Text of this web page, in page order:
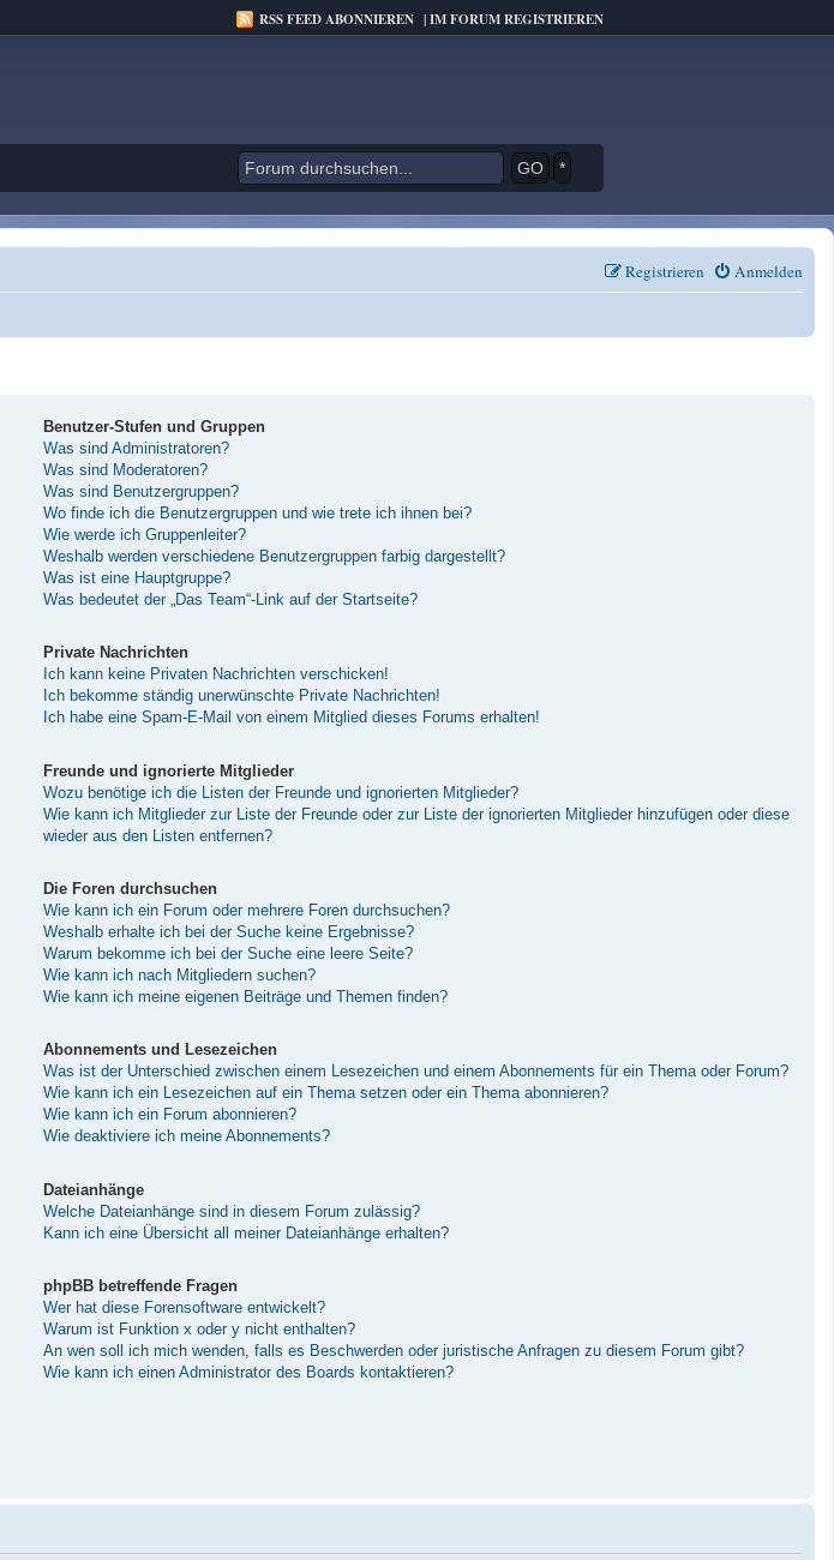
RSS FEED ABONNIEREN |IM FORUM REGISTRIEREN
*
Anmelden
Registrieren
Benutzer-Stufen und Gruppen
Was sind Administratoren?
Was sind Moderatoren?
Was sind Benutzergruppen?
Wo finde ich die Benutzergruppen und wie trete ich ihnen bei?
Wie werde ich Gruppenleiter?
Weshalb werden verschiedene Benutzergruppen farbig dargestellt?
Was ist eine Hauptgruppe?
Was bedeutet der „Das Team“-Link auf der Startseite?
Private Nachrichten
Ich kann keine Privaten Nachrichten verschicken!
Ich bekomme ständig unerwünschte Private Nachrichten!
Ich habe eine Spam-E-Mail von einem Mitglied dieses Forums erhalten!
Freunde und ignorierte Mitglieder
Wozu benötige ich die Listen der Freunde und ignorierten Mitglieder?
Wie kann ich Mitglieder zur Liste der Freunde oder zur Liste der ignorierten Mitglieder hinzufügen oder diese
wieder aus den Listen entfernen?
Die Foren durchsuchen
Wie kann ich ein Forum oder mehrere Foren durchsuchen?
Weshalb erhalte ich bei der Suche keine Ergebnisse?
Warum bekomme ich bei der Suche eine leere Seite?
Wie kann ich nach Mitgliedern suchen?
Wie kann ich meine eigenen Beiträge und Themen finden?
Abonnements und Lesezeichen
Was ist der Unterschied zwischen einem Lesezeichen und einem Abonnements für ein Thema oder Forum?
Wie kann ich ein Lesezeichen auf ein Thema setzen oder ein Thema abonnieren?
Wie kann ich ein Forum abonnieren?
Wie deaktiviere ich meine Abonnements?
Dateianhänge
Welche Dateianhänge sind in diesem Forum zulässig?
Kann ich eine Übersicht all meiner Dateianhänge erhalten?
phpBB betreffende Fragen
Wer hat diese Forensoftware entwickelt?
Warum ist Funktion x oder y nicht enthalten?
An wen soll ich mich wenden, falls es Beschwerden oder juristische Anfragen zu diesem Forum gibt?
Wie kann ich einen Administrator des Boards kontaktieren?